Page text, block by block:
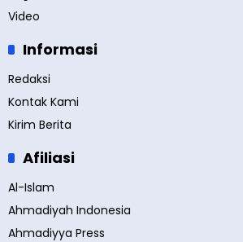
Video
Informasi
Redaksi
Kontak Kami
Kirim Berita
Afiliasi
Al-Islam
Ahmadiyah Indonesia
Ahmadiyya Press